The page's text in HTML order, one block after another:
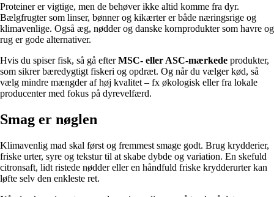
Proteiner er vigtige, men de behøver ikke altid komme fra dyr.
Bælgfrugter som linser, bønner og kikærter er både næringsrige og
klimavenlige. Også æg, nødder og danske kornprodukter som havre og
rug er gode alternativer.
Hvis du spiser fisk, så gå efterMSC- eller ASC-mærkede produkter,
som sikrer bæredygtigt fiskeri og opdræt. Og når du vælger kød, så
vælg mindre mængder af høj kvalitet – fx økologisk eller fra lokale
producenter med fokus på dyrevelfærd.
Smag er nøglen
Klimavenlig mad skal først og fremmest smage godt. Brug krydderier,
friske urter, syre og tekstur til at skabe dybde og variation. En skefuld
citronsaft, lidt ristede nødder eller en håndfuld friske krydderurter kan
løfte selv den enkleste ret.